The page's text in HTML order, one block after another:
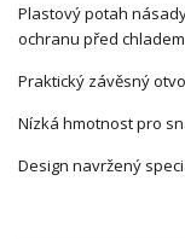
Plastový potah
ochranu před chladem
Praktický závěsný
Nízká hmotnost pro
Design navržený